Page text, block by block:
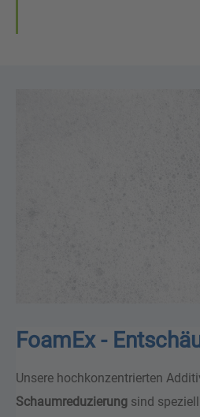
FoamEx -
Unsere hochkonzentrierten
Schaumreduzierung sind